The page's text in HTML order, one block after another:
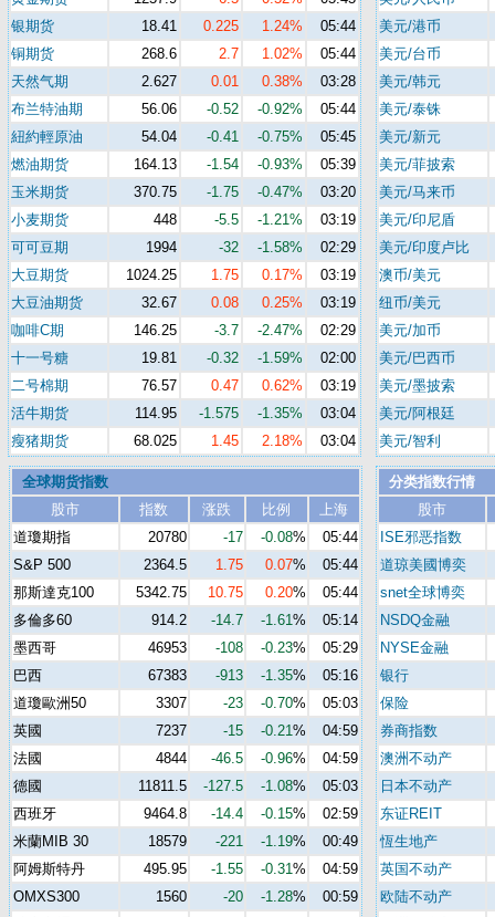
银期货
18.41 0.225 1.24%
05:44
铜期货
268.6 2.7 1.02%
05:44
天然气期
2.627 0.01 0.38%
03:28
布兰特油期
56.06 -0.52 -0.92%
05:44
紐約輕原油
54.04 -0.41 -0.75%
05:45
燃油期货
164.13 -1.54 -0.93%
05:39
玉米期货
370.75 -1.75 -0.47%
03:20
小麦期货
448 -5.5 -1.21%
03:19
可可豆期
1994 -32 -1.58%
02:29
大豆期货
1024.25 1.75 0.17%
03:19
大豆油期货
32.67 0.08 0.25%
03:19
咖啡C期
146.25 -3.7 -2.47%
02:29
十一号糖
19.81 -0.32 -1.59%
02:00
二号棉期
76.57 0.47 0.62%
03:19
活牛期货
114.95 -1.575 -1.35%
03:04
瘦猪期货
68.025 1.45 2.18% 03:04
美元/港币
美元/台币
美元/韩元
美元/泰铢
美元/新元
美元/菲披索
美元/马来币
美元/印尼盾
美元/印度卢比
澳币/美元
纽币/美元
美元/加币
美元/巴西币
美元/墨披索
美元/阿根廷
美元/智利
全球期货指数
股市
指数 涨跌 比例
上海
道瓊期指
20780 -17 -0.08%
05:44
S&P 500
2364.5 1.75 0.07%
05:44
那斯達克100
5342.75 10.75 0.20%
05:44
多倫多60
914.2 -14.7 -1.61%
05:14
墨西哥
46953 -108 -0.23%
05:29
巴西
67383 -913 -1.35%
05:16
道瓊歐洲50
3307 -23 -0.70%
05:03
英國
7237 -15 -0.21%
04:59
法國
4844 -46.5 -0.96%
04:59
德國
11811.5 -127.5 -1.08%
05:03
西班牙
9464.8 -14.4 -0.15%
02:59
米蘭MIB 30
18579 -221 -1.19%
00:49
阿姆斯特丹
495.95 -1.55 -0.31%
04:59
OMXS300
1560 -20 -1.28%
00:59
分类指数行情
股市
ISE邪恶指数
道琼美國博奕
snet全球博奕
NSDQ金融
NYSE金融
银行
保险
券商指数
澳洲不动产
日本不动产
东证REIT
恆生地产
英国不动产
欧陆不动产